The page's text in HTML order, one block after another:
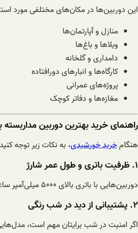
این دوربین‌ها در مکان‌های مختلفی مورد
منازل و آپارتمان‌ها
ویلاها و باغ‌ها
دامداری و گلخانه
کارگاه‌ها و انبارهای دورافتاده
پروژه‌های عمرانی
مغازه‌ها و دفاتر کوچک
راهنمای خرید بهترین دوربین
هنگامخرید خورشیدی، به نکات زیر توجه
۱. ظرفیت باتری و طول عمر شارژ
دوربین‌هایی با باتری بالای ۵۰۰۰ میلی‌آمپر ساعت انتخاب کنید تا نیاز به شارژ مکرر نداشته باشید.
۲. پشتیبانی از دید در شب رنگی
اگر امنیت در شب برایتان مهم است،